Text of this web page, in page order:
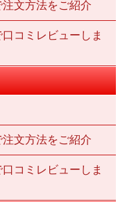
文方法をご紹介
コミレビューしま
文方法をご紹介
コミレビューしま